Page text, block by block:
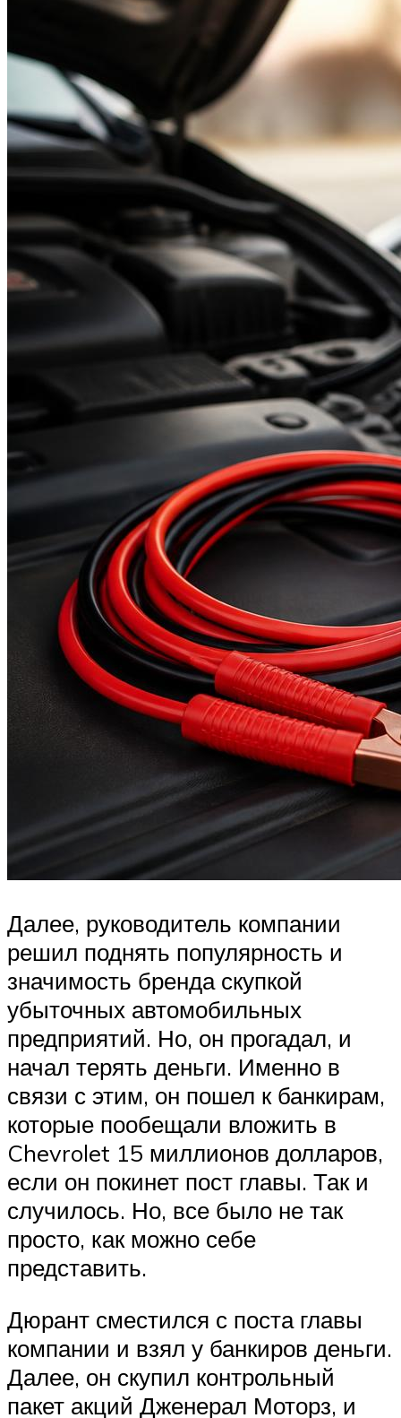
Далее, руководитель компании
решил поднять популярность и
значимость бренда скупкой
убыточных автомобильных
предприятий. Но, он прогадал, и
начал терять деньги. Именно в
связи с этим, он пошел к банкирам,
которые пообещали вложить в
Chevrolet 15 миллионов долларов,
если он покинет пост главы. Так и
случилось. Но, все было не так
просто, как можно себе
представить.
Дюрант сместился с поста главы
компании и взял у банкиров деньги.
Далее, он скупил контрольный
пакет акций Дженерал Моторз, и